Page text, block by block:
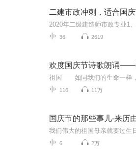
二建市政冲刺，适合国
36 2619
欢度国庆节诗歌朗诵——
116 11万
国庆节的那些事儿-来历
6 2万